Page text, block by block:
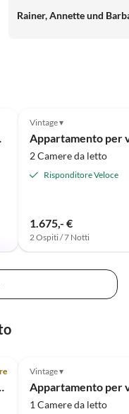
Gasser, daß wir bei Ihnen
Rainer, Annette und
Vintage ▾
2 Camere da letto
Risponditore Veloce
1.675,- €
2 Ospiti / 7 Notti
Laitacherhof
Vintage ▾
1 Camere da letto